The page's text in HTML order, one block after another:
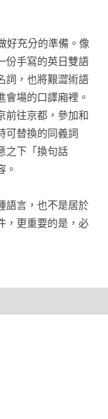
好充分的準備。像
份手寫的英日雙語
詞，也將艱澀術語
會場的口譯廂裡。
前往京都，參加和
可替換的同義詞
之下「換句話
。
語言，也不是居於
，更重要的是，必
遠離故鄉生活，
「故鄉」二字，長
town Namie
聽者能夠深切了解
替講者「發